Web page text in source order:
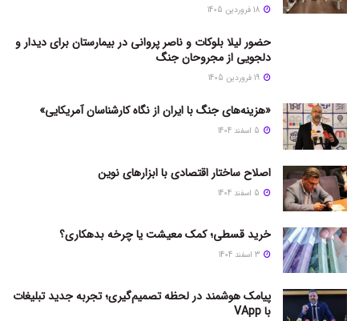
حضور لیلا بلوکات و ناصر پروانی در بیمارستان برای دیدار و
دلجویی از مجروحان جنگ
«هزینه‌های جنگ با ایران از نگاه کارشناسان آمریکایی»
اصلاح ساختار اقتصادی با ابزارهای نوین
خرید قسطی؛ کمک معیشت یا چرخه بدهکاری؟
پیامک هوشمند در لحظه تصمیم‌گیری؛ تجربه جدید تبلیغات
با VApp